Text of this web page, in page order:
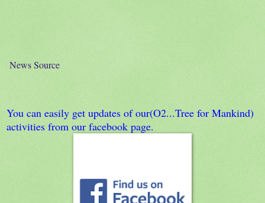
News Source
You can easily get updates of our(O2...Tree for Mankind)
activities from our facebook page.